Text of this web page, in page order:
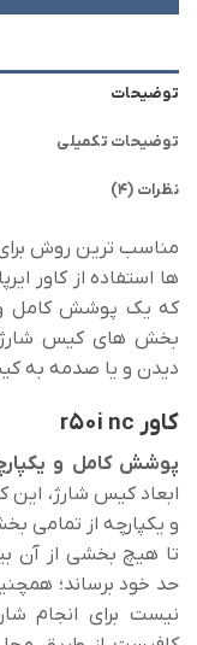
توضیحات
توضیحات تکمیلی
نظرات (4)
مناسب ترین روش
بخش های کیس شارژ
دیدن و یا صدمه به
کاور r50i nc
پوشش کامل و
و یکپارچه از تمامی
تا هیچ بخشی از آن
حد خود برساند؛
نیست برای انجام